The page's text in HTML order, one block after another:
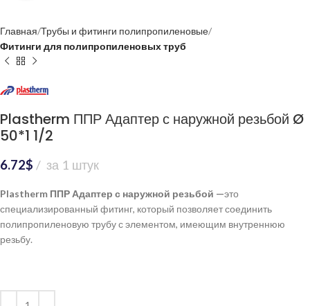
Главная Трубы и фитинги полипропиленовые
Фитинги для полипропиленовых труб
Plastherm ППР Адаптер с наружной резьбой Ø
50*1 1/2
6.72$ за 1 штук
Plastherm ППР Адаптер с наружной резьбой —это
специализированный фитинг, который позволяет соединить
полипропиленовую трубу с элементом, имеющим внутреннюю
резьбу.